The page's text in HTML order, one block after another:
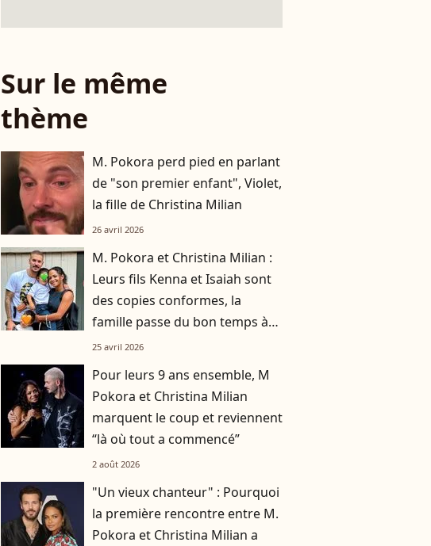
Sur le même
thème
M. Pokora perd pied en parlant
de "son premier enfant", Violet,
la fille de Christina Milian
26 avril 2026
M. Pokora et Christina Milian :
Leurs fils Kenna et Isaiah sont
des copies conformes, la
famille passe du bon temps à
Disneyland Paris
25 avril 2026
Pour leurs 9 ans ensemble, M
Pokora et Christina Milian
marquent le coup et reviennent
“là où tout a commencé”
2 août 2026
"Un vieux chanteur" : Pourquoi
la première rencontre entre M.
Pokora et Christina Milian a